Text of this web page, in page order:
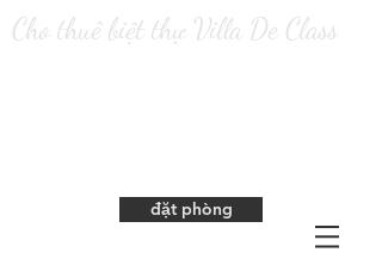
Cho thuê biệt thự Villa De Class
đặt phòng